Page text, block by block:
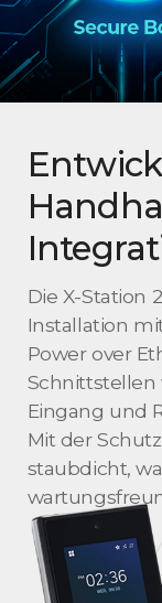
Die X-Station
Installation
Power over
Schnittstellen
Eingang und
Mit der
staubdicht,